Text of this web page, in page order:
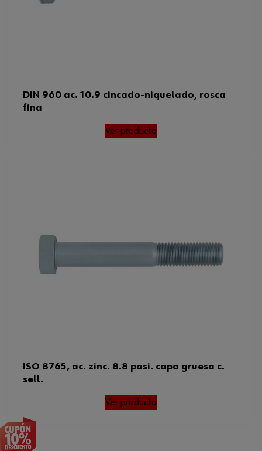
DIN 960 ac. 10.9 cincado-niquelado, rosca
fina
Ver producto
ISO 8765, ac. zinc. 8.8 pasi. capa gruesa c.
sell.
Ver producto